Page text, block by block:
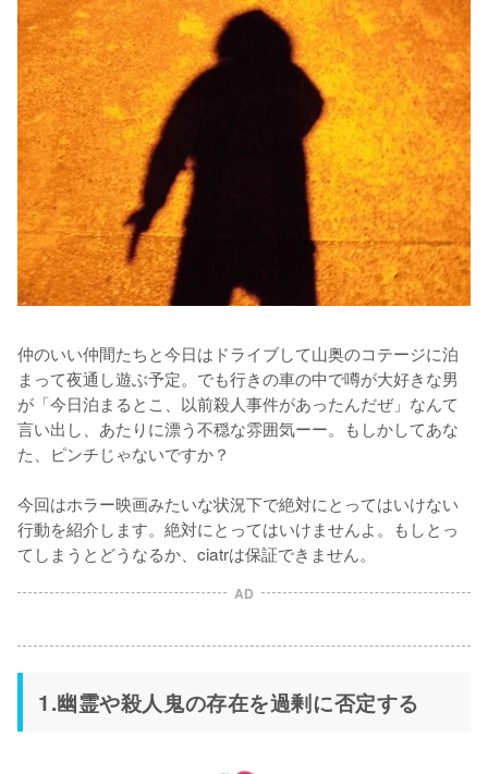
仲のいい仲間たちと今日はドライブして山奥のコテージに泊
まって夜通し遊ぶ予定。でも行きの車の中で噂が大好きな男
が「今日泊まるとこ、以前殺人事件があったんだぜ」なんて
言い出し、あたりに漂う不穏な雰囲気ーー。もしかしてあな
た、ピンチじゃないですか？
今回はホラー映画みたいな状況下で絶対にとってはいけない
行動を紹介します。絶対にとってはいけませんよ。もしとっ
てしまうとどうなるか、ciatrは保証できません。
AD
1.幽霊や殺人鬼の存在を過剰に否定する